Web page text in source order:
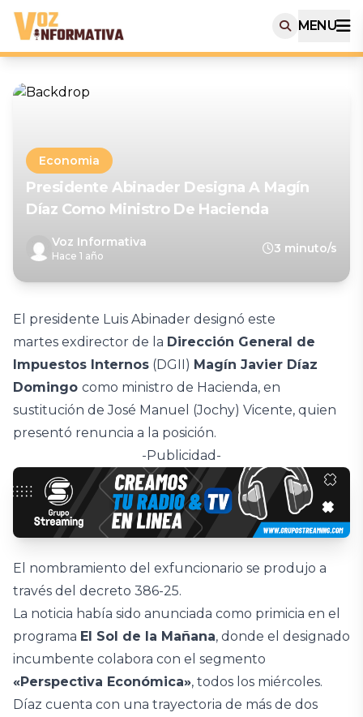
MENU
Economia
Presidente Abinader Designa A Magín
Díaz Como Ministro De Hacienda
Voz Informativa
Hace 1 año
3 minuto/s
El presidente Luis Abinader designó este
martes exdirector de la Dirección General de
Impuestos Internos (DGII) Magín Javier Díaz
Domingo como ministro de Hacienda, en
sustitución de José Manuel (Jochy) Vicente, quien
presentó renuncia a la posición.
-Publicidad-
El nombramiento del exfuncionario se produjo a
través del decreto 386-25.
La noticia había sido anunciada como primicia en el
programa El Sol de la Mañana, donde el designado
incumbente colabora con el segmento
«Perspectiva Económica», todos los miércoles.
Díaz cuenta con una trayectoria de más de dos